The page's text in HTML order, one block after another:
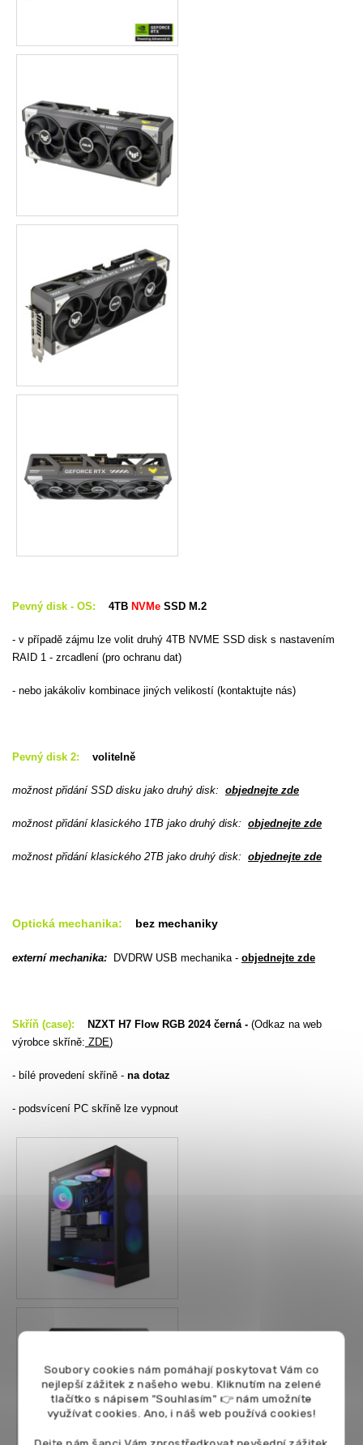
Soubory cookies nám pomáhají poskytovat Vám co
nejlepší zážitek z našeho webu. Kliknutím na zelené
tlačítko s nápisem "Souhlasím" 👉 nám umožníte
využívat cookies.Ano, i náš web používá cookies!
Pevný disk - OS: 4TB NVMe SSD M.2
- v případě zájmu lze volit druhý 4TB NVME SSD disk s nastavením
RAID 1 - zrcadlení (pro ochranu dat)
- nebo jakákoliv kombinace jiných velikostí (kontaktujte nás)
Pevný disk 2: volitelně
možnost přidání SSD disku jako druhý disk: objednejte zde
možnost přidání klasického 1TB jako druhý disk: objednejte zde
možnost přidání klasického 2TB jako druhý disk: objednejte zde
Optická mechanika: bez mechaniky
externí mechanika: DVDRW USB mechanika - objednejte zde
Skříň (case): NZXT H7 Flow RGB 2024 černá - (Odkaz na web
výrobce skříně: ZDE)
- bílé provedení skříně - na dotaz
- podsvícení PC skříně lze vypnout